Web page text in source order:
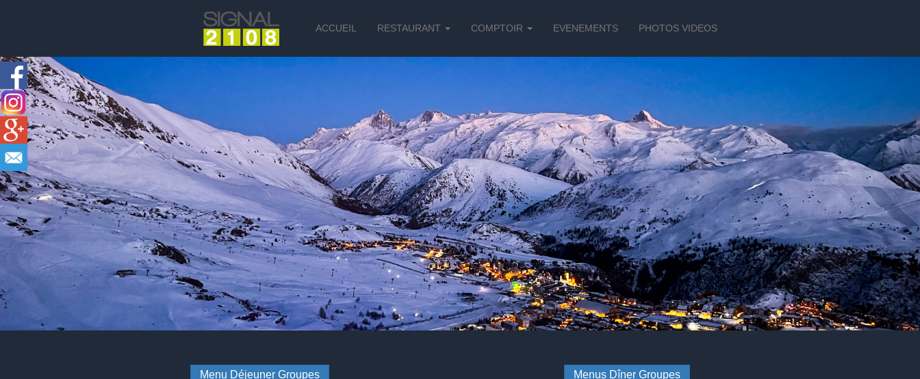
ACCUEIL RESTAURANT COMPTOIR EVENEMENTS PHOTOS VIDEOS
Menu Déjeuner Groupes Menus Dîner Groupes